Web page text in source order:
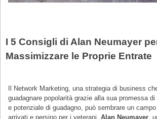
I 5 Consigli di Alan Neumayer
Massimizzare le Proprie Entrate
Il Network Marketing, una strategia di business
guadagnare popolarità grazie alla sua promessa
e potenziale di guadagno, può sembrare un
arrivati e persino per i veterani.Alan Neumayer ,